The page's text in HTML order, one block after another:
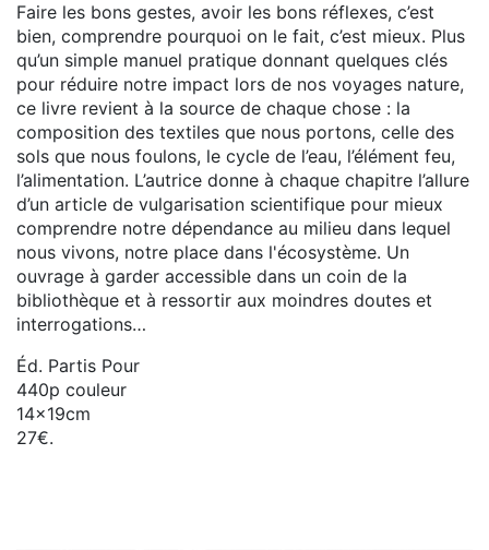
Faire les bons gestes, avoir les bons réflexes, c’est
bien, comprendre pourquoi on le fait, c’est mieux. Plus
qu’un simple manuel pratique donnant quelques clés
pour réduire notre impact lors de nos voyages nature,
ce livre revient à la source de chaque chose : la
composition des textiles que nous portons, celle des
sols que nous foulons, le cycle de l’eau, l’élément feu,
l’alimentation. L’autrice donne à chaque chapitre l’allure
d’un article de vulgarisation scientifique pour mieux
comprendre notre dépendance au milieu dans lequel
nous vivons, notre place dans l'écosystème. Un
ouvrage à garder accessible dans un coin de la
bibliothèque et à ressortir aux moindres doutes et
interrogations…
Éd. Partis Pour
440p couleur
14x19cm
27€.